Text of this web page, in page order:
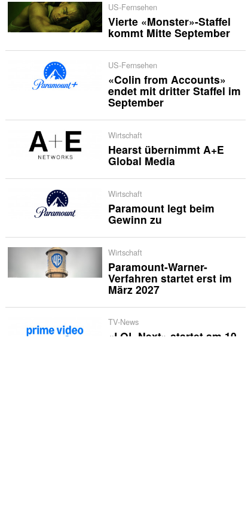
US-Fernsehen
Vierte «Monster»-Staffel
kommt Mitte September
US-Fernsehen
«Colin from Accounts»
endet mit dritter Staffel im
September
Wirtschaft
Hearst übernimmt A+E
Global Media
Wirtschaft
Paramount legt beim
Gewinn zu
Wirtschaft
Paramount-Warner-
Verfahren startet erst im
März 2027
TV-News
«LOL Next» startet am 10.